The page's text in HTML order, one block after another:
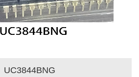
UC3844BNG